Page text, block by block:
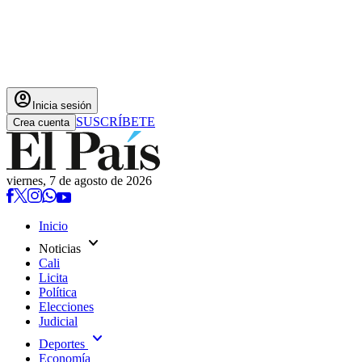
account_circle Inicia sesión
Crea cuenta SUSCRÍBETE
viernes, 7 de agosto de 2026
Inicio
Noticias expand_more
Cali
Licita
Política
Elecciones
Judicial
Deportes expand_more
Economía